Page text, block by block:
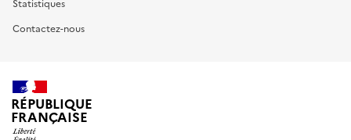
Statistiques
Contactez-nous
RÉPUBLIQUE
FRANÇAISE